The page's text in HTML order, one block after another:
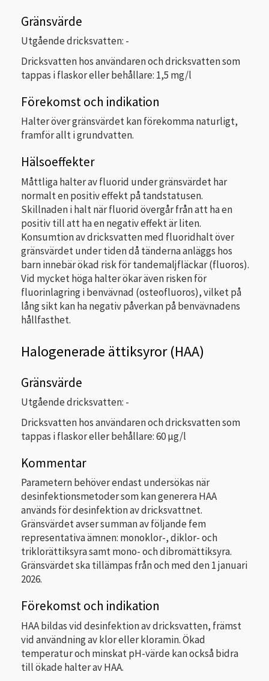
Gränsvärde
Utgående dricksvatten: -
Dricksvatten hos användaren och dricksvatten som
tappas i flaskor eller behållare: 1,5 mg/l
Förekomst och indikation
Halter över gränsvärdet kan förekomma naturligt,
framför allt i grundvatten.
Hälsoeffekter
Måttliga halter av fluorid under gränsvärdet har
normalt en positiv effekt på tandstatusen.
Skillnaden i halt när fluorid övergår från att ha en
positiv till att ha en negativ effekt är liten.
Konsumtion av dricksvatten med fluoridhalt över
gränsvärdet under tiden då tänderna anläggs hos
barn innebär ökad risk för tandemaljfläckar (fluoros).
Vid mycket höga halter ökar även risken för
fluorinlagring i benvävnad (osteofluoros), vilket på
lång sikt kan ha negativ påverkan på benvävnadens
hållfasthet.
Halogenerade ättiksyror (HAA)
Gränsvärde
Utgående dricksvatten: -
Dricksvatten hos användaren och dricksvatten som
tappas i flaskor eller behållare: 60 µg/l
Kommentar
Parametern behöver endast undersökas när
desinfektionsmetoder som kan generera HAA
används för desinfektion av dricksvattnet.
Gränsvärdet avser summan av följande fem
representativa ämnen: monoklor-, diklor- och
triklorättiksyra samt mono- och dibromättiksyra.
Gränsvärdet ska tillämpas från och med den 1 januari
2026.
Förekomst och indikation
HAA bildas vid desinfektion av dricksvatten, främst
vid användning av klor eller kloramin. Ökad
temperatur och minskat pH-värde kan också bidra
till ökade halter av HAA.